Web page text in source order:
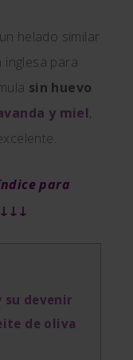
helado similar
inglesa para
sin huevo
y miel,
para
↓↓↓
su devenir
de oliva